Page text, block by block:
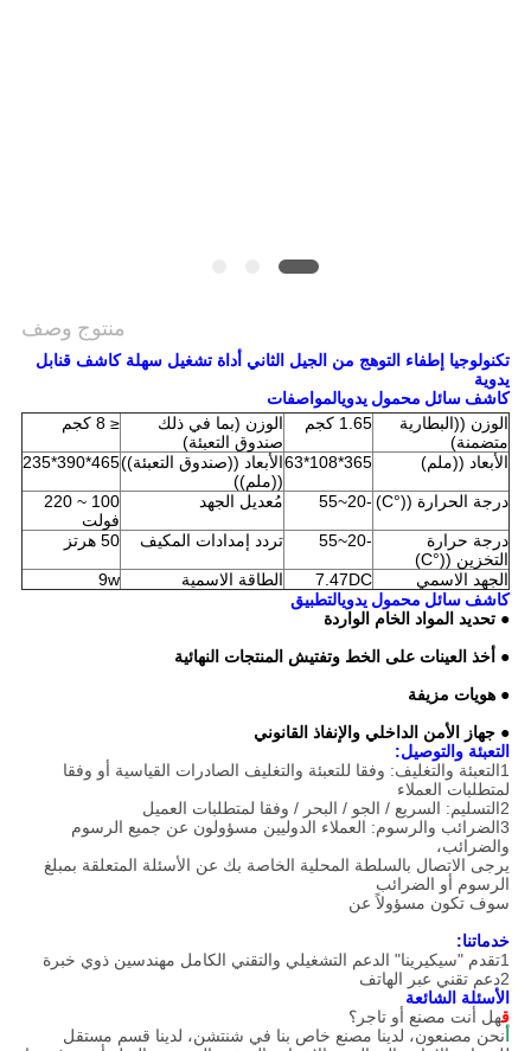
منتوج وصف
تكنولوجيا إطفاء التوهج من الجيل الثاني أداة تشغيل سهلة كاشف قنابل
يدوية
كاشف سائل محمول يدويالمواصفات
الوزن ((البطارية
متضمنة)
1.65 كجم
الوزن (بما في ذلك
صندوق التعبئة)
≤ 8 كجم
الأبعاد ((ملم) 365*108*63
الأبعاد ((صندوق التعبئة))
((ملم))
465*390*235
درجة الحرارة ((°C) -20~55 مُعديل الجهد
100 ~ 220
فولت
درجة حرارة
التخزين ((°C)
-20~55 تردد إمدادات المكيف 50 هرتز
الجهد الاسمي 7.47DC الطاقة الاسمية
9w
كاشف سائل محمول يدويالتطبيق
● تحديد المواد الخام الواردة
● أخذ العينات على الخط وتفتيش المنتجات النهائية
● هويات مزيفة
● جهاز الأمن الداخلي والإنفاذ القانوني
التعبئة والتوصيل:
1التعبئة والتغليف: وفقا للتعبئة والتغليف الصادرات القياسية أو وفقا
لمتطلبات العملاء
2التسليم: السريع / الجو / البحر / وفقا لمتطلبات العميل
3الضرائب والرسوم: العملاء الدوليين مسؤولون عن جميع الرسوم
والضرائب،
يرجى الاتصال بالسلطة المحلية الخاصة بك عن الأسئلة المتعلقة بمبلغ
الرسوم أو الضرائب
سوف تكون مسؤولاً عن
خدماتنا:
1تقدم "سيكيرينا" الدعم التشغيلي والتقني الكامل
مهندسين ذوي خبرة
2دعم تقني عبر الهاتف
الأسئلة الشائعة
قهل أنت مصنع أو تاجر؟
نحن مصنعون، لدينا مصنع خاص بنا في شنتشن، لدينا قسم مستقل